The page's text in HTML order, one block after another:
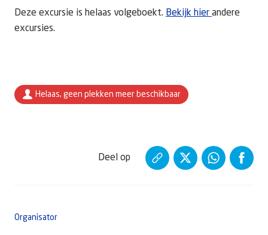
Deze excursie is helaas volgeboekt. Bekijk hier andere
excursies.
Helaas, geen plekken meer beschikbaar
Organisator
Deel op